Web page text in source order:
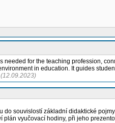
for the teaching profession,
in education. It guides
souvislostí základní didaktické
plán vyučovací hodiny, při jeho